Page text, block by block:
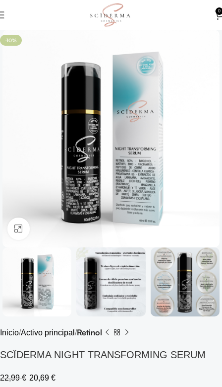
0
-10%
Inicio Activo principal Retinol
SCÏDERMA NIGHT TRANSFORMING SERUM
22,99€ 20,69 €